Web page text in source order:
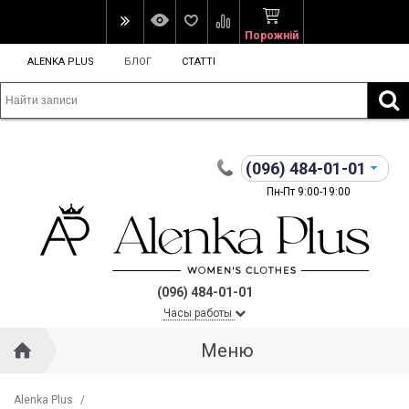
Порожній
ALENKA PLUS БЛОГ СТАТТІ
(096) 484-01-01
Пн-Пт 9:00-19:00
(096) 484-01-01
Часы работы
Меню
Alenka Plus /